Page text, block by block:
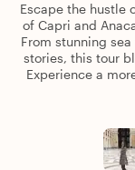
Escape the hustle
of Capri and
From stunning
stories, this tour
Experience a